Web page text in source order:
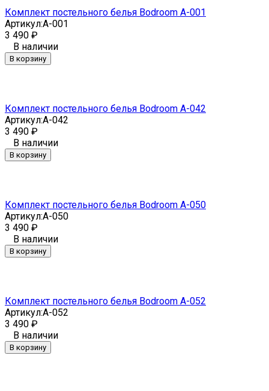
Комплект постельного белья Bodroom A-001
Артикул:A-001
3 490 ₽
В наличии
В корзину
Комплект постельного белья Bodroom A-042
Артикул:A-042
3 490 ₽
В наличии
В корзину
Комплект постельного белья Bodroom A-050
Артикул:A-050
3 490 ₽
В наличии
В корзину
Комплект постельного белья Bodroom A-052
Артикул:A-052
3 490 ₽
В наличии
В корзину